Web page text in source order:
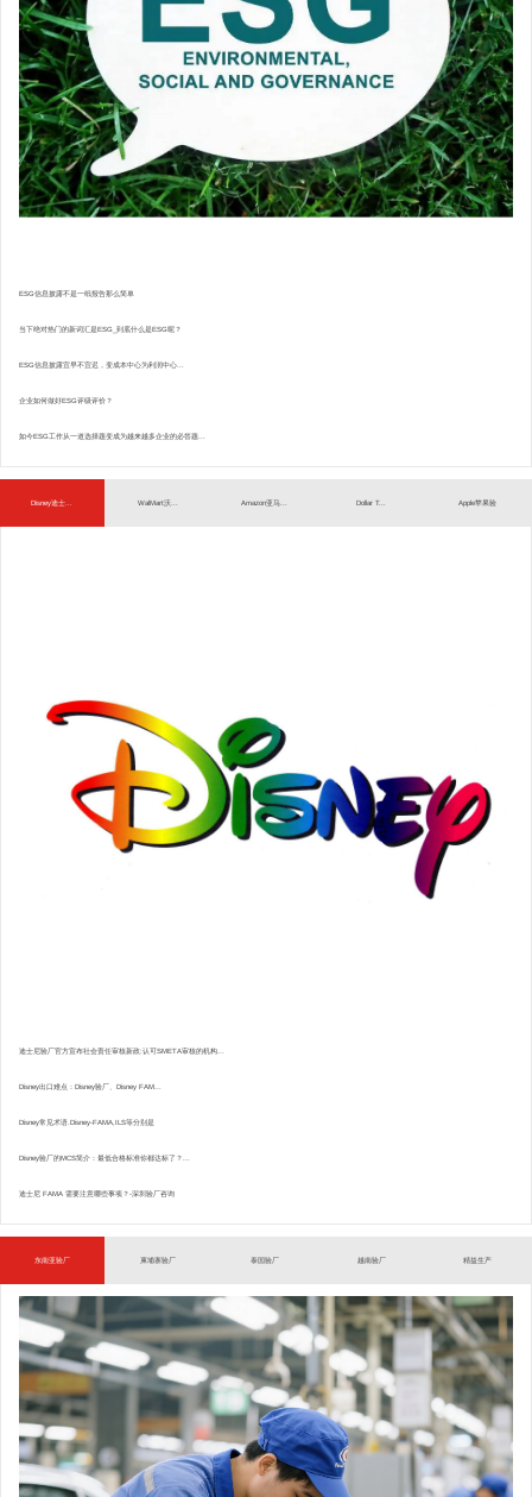
ESG信息披露不是一纸报告那么简单
当下绝对热门的新词汇是ESG_到底什么是ESG呢？
ESG信息披露宜早不宜迟，变成本中心为利润中心...
企业如何做好ESG评级评价？
如今ESG工作从一道选择题变成为越来越多企业的必答题...
Disney迪士... WalMart沃... Amazon亚马... Dollar T... Apple苹果验
迪士尼验厂官方宣布社会责任审核新政:认可SMETA审核的机构...
Disney出口难点：Disney验厂、Disney FAM...
Disney常见术语.Disney-FAMA,ILS等分别是
Disney验厂的MCS简介：最低合格标准你都达标了？...
迪士尼 FAMA 需要注意哪些事项？-深圳验厂咨询
东南亚验厂 柬埔寨验厂 泰国验厂 越南验厂 精益生产